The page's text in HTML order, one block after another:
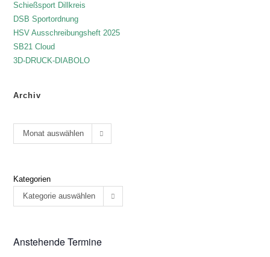
Schießsport Dillkreis
DSB Sportordnung
HSV Ausschreibungsheft 2025
SB21 Cloud
3D-DRUCK-DIABOLO
Archiv
Monat auswählen
Kategorien
Kategorie auswählen
Anstehende Termine